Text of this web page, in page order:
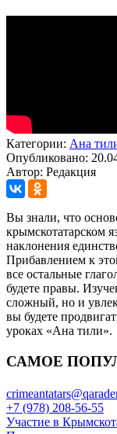
Категории: Ана
Опубликовано:
Автор: Редакция
Вы знали, что
крымскотатарском
наклонения
Прибавлением к
все остальные
будете правы.
сложный, но и
вы будете
уроках «Ана тили».
САМОЕ
+7 (978) 208-56-55
Участие в